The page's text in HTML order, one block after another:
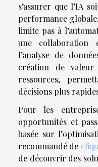
s’assurer que l’IA
performance
limite pas à
une collaboration
l’analyse de
création de
ressources,
décisions plus
Pour les
opportunités et
basée sur
recommandé de
de découvrir des